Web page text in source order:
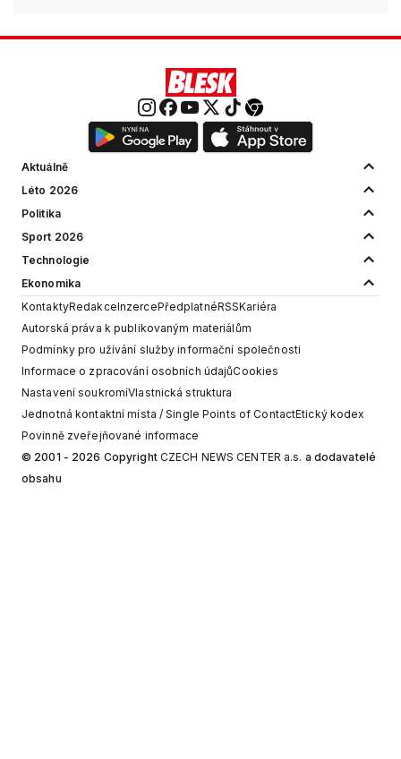
Aktuálně
Léto 2026
Politika
Sport 2026
Technologie
Ekonomika
KontaktyRedakceInzercePředplatnéRSSKariéra
Autorská práva k publikovaným materiálům
Podmínky pro užívání služby informační společnosti
Informace o zpracování osobních údajůCookies
Nastavení soukromíVlastnická struktura
Jednotná kontaktní místa / Single Points of ContactEtický kodex
Povinně zveřejňované informace
© 2001 - 2026 Copyright CZECH NEWS CENTER a.s. a dodavatelé
obsahu